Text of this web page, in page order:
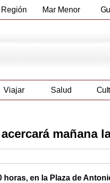
Región Mar Menor
Viajar Salud
mañana
horas, en la Plaza de